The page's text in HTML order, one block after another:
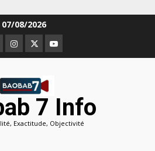
07/08/2026
Instagram
TwitterYoutube
7 Info
Exactitude, Objectivité